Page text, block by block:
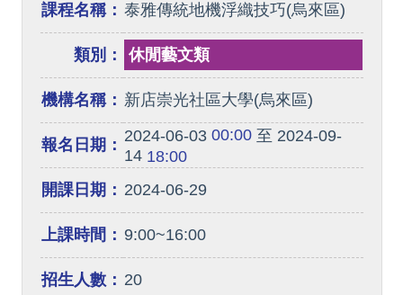
課程名稱： 泰雅傳統地機浮織技巧(烏來區)
類別： 休閒藝文類
機構名稱： 新店崇光社區大學(烏來區)
報名日期： 2024-06-0300:00至 2024-09-
1418:00
開課日期： 2024-06-29
上課時間： 9:00~16:00
招生人數： 20